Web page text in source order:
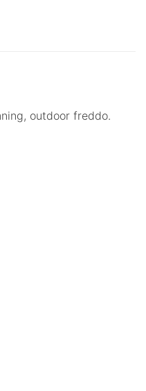
outdoor freddo.